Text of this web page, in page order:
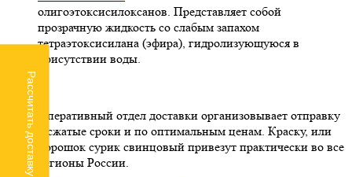
олигоэтоксисилоксанов. Представляет собой
прозрачную жидкость со слабым запахом
тетраэтоксисилана (эфира), гидролизующуюся в
присутствии воды.
Оперативный отдел доставки организовывает отправку
в сжатые сроки и по оптимальным ценам. Краску, или
порошок сурик свинцовый привезут практически во все
регионы России.
Рассчитать доставку